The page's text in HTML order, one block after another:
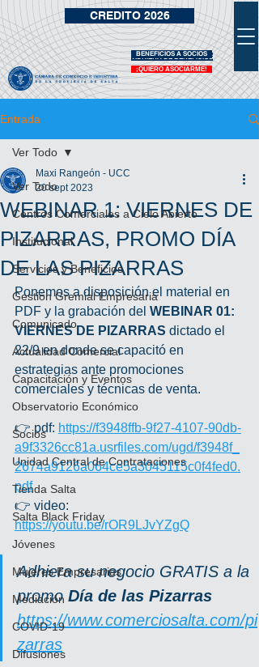
¡QUIERO ASOCIARME!
VIDRIERA DE BENEFICIOS
BENEFICIOS A SOCIOS
CREDITO 2026
Entrada
Ver Todo
Centros Comerciales a Cielo Abierto
Institucional
Servicios y Beneficios
Gestión Gremial Empresaria
Comunicado
Actualidad Comercial
Capacitación y Eventos
Observatorio Económico
Socios
Unidad Central de Contrataciones
Tienda Salta
Salta Black Friday
Jóvenes
Mujeres Empresarias
Mediación
COVID-19
Difusiones
Ver Todo
WEBINAR 1: VIERNES DE
PIZARRAS, PROMO DÍA
DE LAS PIZARRAS
Maxi Rangeón - UCC
20 sept 2023
Ponemos a disposición el material en
PDF y la grabación del WEBINAR 01:
VIERNES DE PIZARRAS dictado el
22/9 en donde se capacitó en
estrategias ante promociones
comerciales y técnicas de venta.
👉 pdf: https://f3948ffb-9f27-4107-90db-
a9f3326cc81a.usrfiles.com/ugd/f3948f_
2674a9126a064ce5a3045115c0f4fed0.
pdf
👉 video:
https://youtu.be/rOR9LJvYZgQ
Adhiera su negocio GRATIS a la
promo Día de las Pizarras
https://www.comerciosalta.com/pi
zarras